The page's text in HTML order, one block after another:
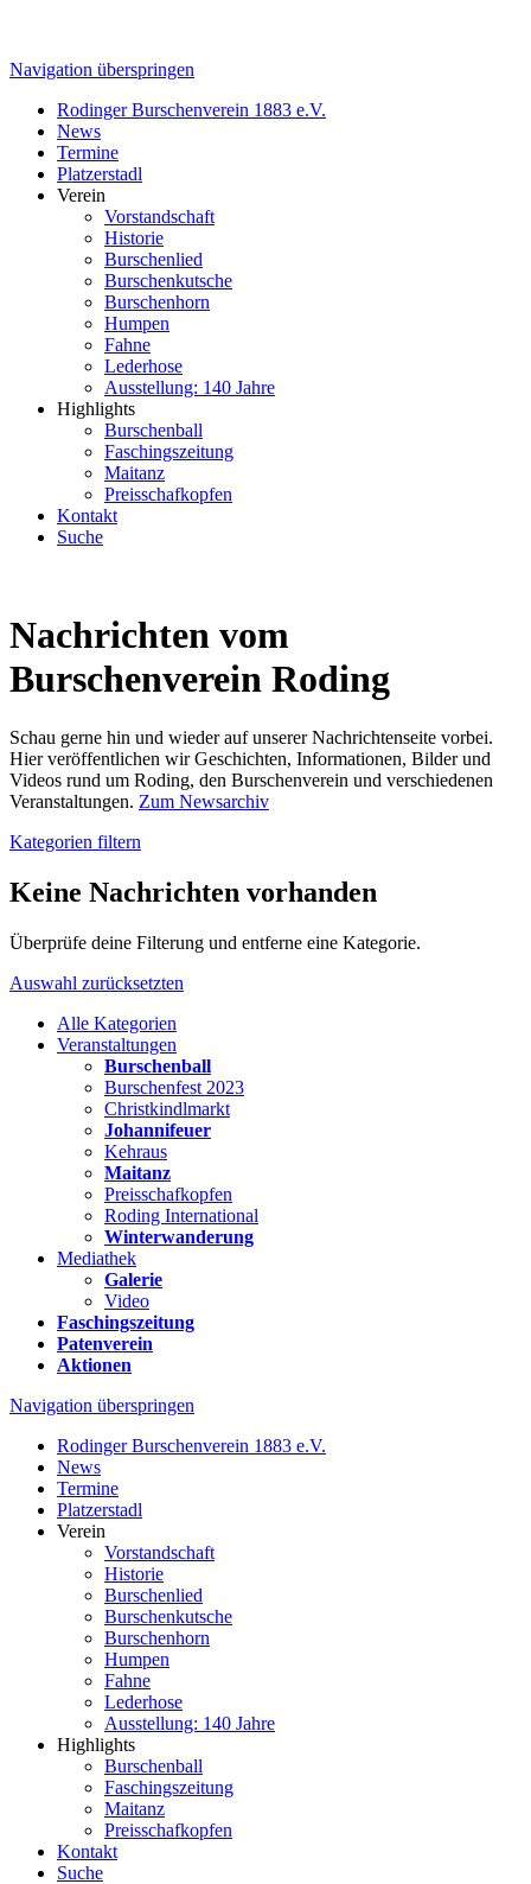
Navigation überspringen
Rodinger Burschenverein 1883 e.V.
News
Termine
Platzerstadl
Verein
Vorstandschaft
Historie
Burschenlied
Burschenkutsche
Burschenhorn
Humpen
Fahne
Lederhose
Ausstellung: 140 Jahre
Highlights
Burschenball
Faschingszeitung
Maitanz
Preisschafkopfen
Kontakt
Suche
Nachrichten vom
Burschenverein Roding
Schau gerne hin und wieder auf unserer Nachrichtenseite vorbei.
Hier veröffentlichen wir Geschichten, Informationen, Bilder und
Videos rund um Roding, den Burschenverein und verschiedenen
Veranstaltungen. Zum Newsarchiv
Kategorien filtern
Keine Nachrichten vorhanden
Überprüfe deine Filterung und entferne eine Kategorie.
Auswahl zurücksetzten
Alle Kategorien
Veranstaltungen
Burschenball
Burschenfest 2023
Christkindlmarkt
Johannifeuer
Kehraus
Maitanz
Preisschafkopfen
Roding International
Winterwanderung
Mediathek
Galerie
Video
Faschingszeitung
Patenverein
Aktionen
Navigation überspringen
Rodinger Burschenverein 1883 e.V.
News
Termine
Platzerstadl
Verein
Vorstandschaft
Historie
Burschenlied
Burschenkutsche
Burschenhorn
Humpen
Fahne
Lederhose
Ausstellung: 140 Jahre
Highlights
Burschenball
Faschingszeitung
Maitanz
Preisschafkopfen
Kontakt
Suche